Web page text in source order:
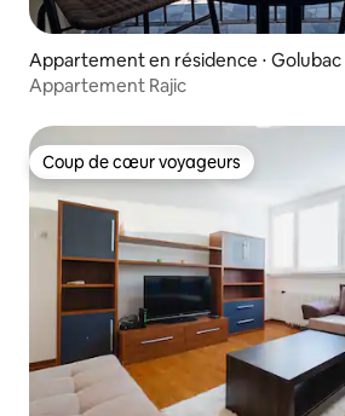
Appartement en résidence ⋅ Golubac
Appartement Rajic
Coup de cœur voyageurs
Coup de cœur voyageurs